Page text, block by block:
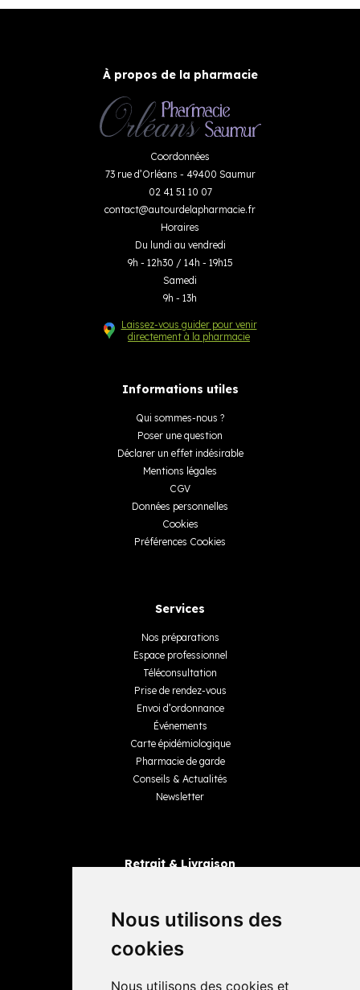
Nous utilisons des
cookies
Nous utilisons des cookies et
À propos de la pharmacie
Coordonnées
73 rue d’Orléans - 49400 Saumur
02 41 51 10 07
contact@autourdelapharmacie.fr
Horaires
Du lundi au vendredi
9h - 12h30 / 14h - 19h15
Samedi
9h - 13h
Laissez-vous guider pour venir
directement à la pharmacie
Informations utiles
Qui sommes-nous ?
Poser une question
Déclarer un effet indésirable
Mentions légales
CGV
Données personnelles
Cookies
Préférences Cookies
Services
Nos préparations
Espace professionnel
Téléconsultation
Prise de rendez-vous
Envoi d’ordonnance
Événements
Carte épidémiologique
Pharmacie de garde
Conseils & Actualités
Newsletter
Retrait & Livraison
Livraisons